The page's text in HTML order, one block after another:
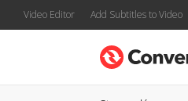
Video Editor Add Subtitles to Video